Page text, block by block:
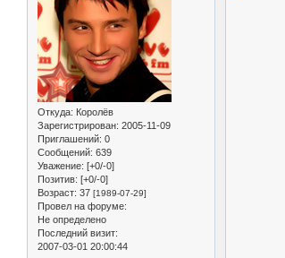
Откуда: Королёв
Зарегистрирован: 2005-11-09
Приглашений: 0
Сообщений: 639
Уважение: [+0/-0]
Позитив: [+0/-0]
Возраст: 37 [1989-07-29]
Провел на форуме:
Не определено
Последний визит:
2007-03-01 20:00:44